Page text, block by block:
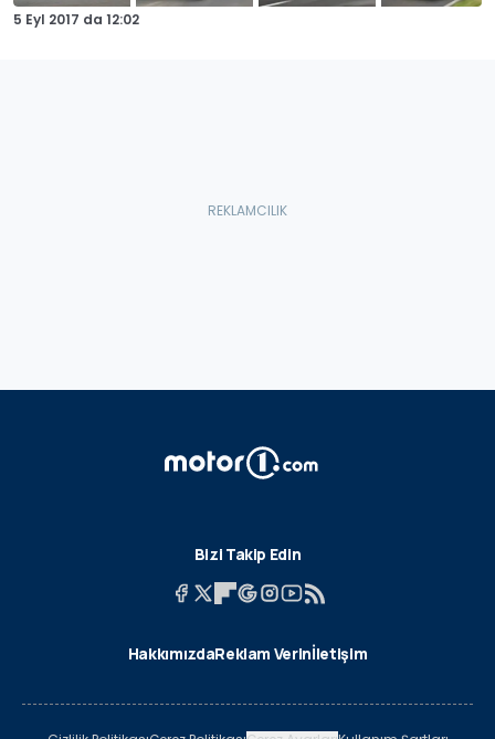
5 Eyl 2017 da 12:02
Bizi Takip Edin
HakkımızdaReklam Verinİletişim